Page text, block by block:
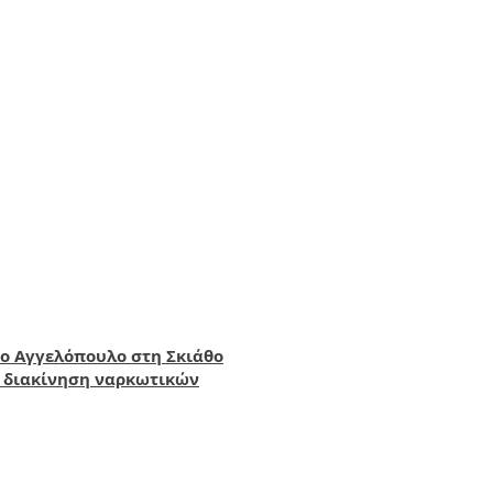
Αγγελόπουλο στη Σκιάθο
ναρκωτικών